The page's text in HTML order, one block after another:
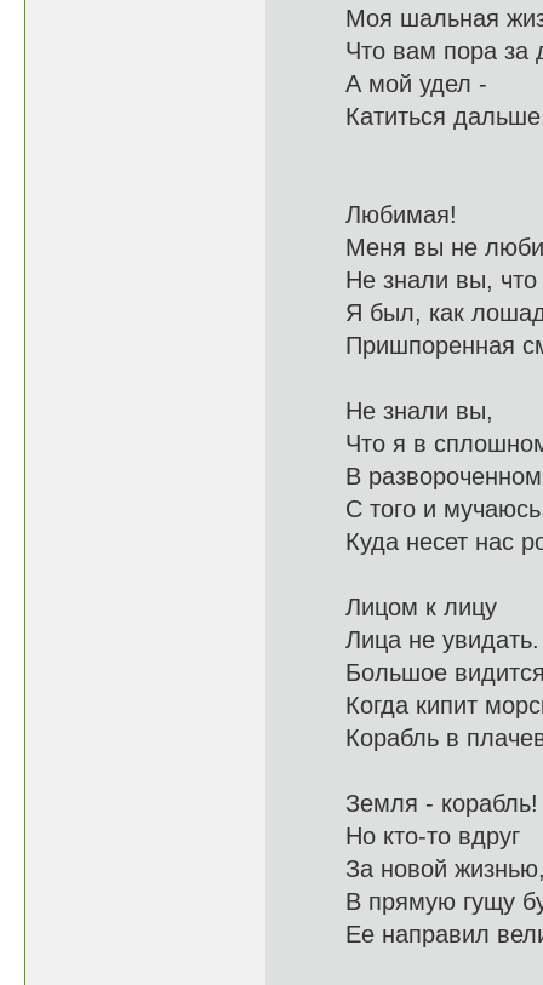
Моя
Что вам пора
А мой удел -
Любимая!
Меня вы
Не знали вы,
Я был, как
Не знали вы,
Что я в
В
С того и
Куда несет
Лицом к лицу
Лица не
Большое
Когда
Корабль в
Земля - корабль!
Но
За новой
В прямую
Ее